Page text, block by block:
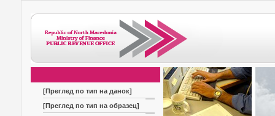
[Преглед по тип на данок]
[Преглед по тип на образец]